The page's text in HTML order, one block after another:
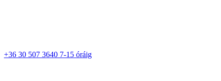
+36 30 507 3640 7-15 óráig